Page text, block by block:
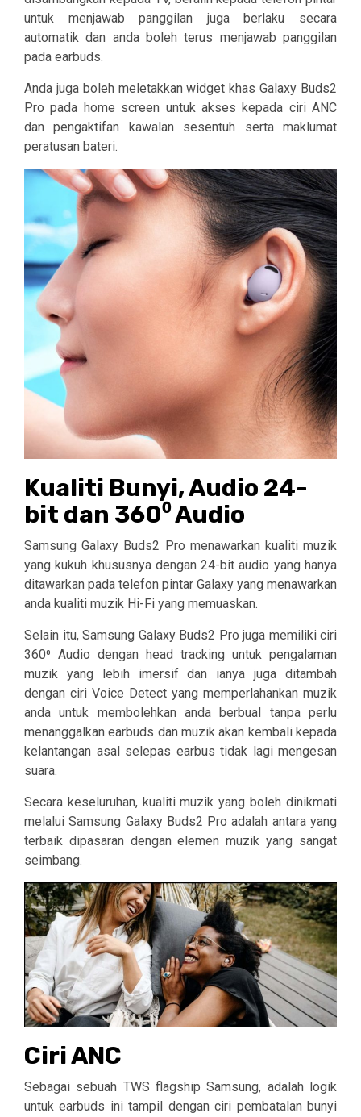
untuk menjawab panggilan juga berlaku secara
automatik dan anda boleh terus menjawab panggilan
pada earbuds.
Anda juga boleh meletakkan widget khas Galaxy Buds2
Pro pada home screen untuk akses kepada ciri ANC
dan pengaktifan kawalan sesentuh serta maklumat
peratusan bateri.
Kualiti Bunyi, Audio 24-
bit dan 360⁰ Audio
Samsung Galaxy Buds2 Pro menawarkan kualiti muzik
yang kukuh khususnya dengan 24-bit audio yang hanya
ditawarkan pada telefon pintar Galaxy yang menawarkan
anda kualiti muzik Hi-Fi yang memuaskan.
Selain itu, Samsung Galaxy Buds2 Pro juga memiliki ciri
360⁰ Audio dengan head tracking untuk pengalaman
muzik yang lebih imersif dan ianya juga ditambah
dengan ciri Voice Detect yang memperlahankan muzik
anda untuk membolehkan anda berbual tanpa perlu
menanggalkan earbuds dan muzik akan kembali kepada
kelantangan asal selepas earbus tidak lagi mengesan
suara.
Secara keseluruhan, kualiti muzik yang boleh dinikmati
melalui Samsung Galaxy Buds2 Pro adalah antara yang
terbaik dipasaran dengan elemen muzik yang sangat
seimbang.
Ciri ANC
Sebagai sebuah TWS flagship Samsung, adalah logik
untuk earbuds ini tampil dengan ciri pembatalan bunyi